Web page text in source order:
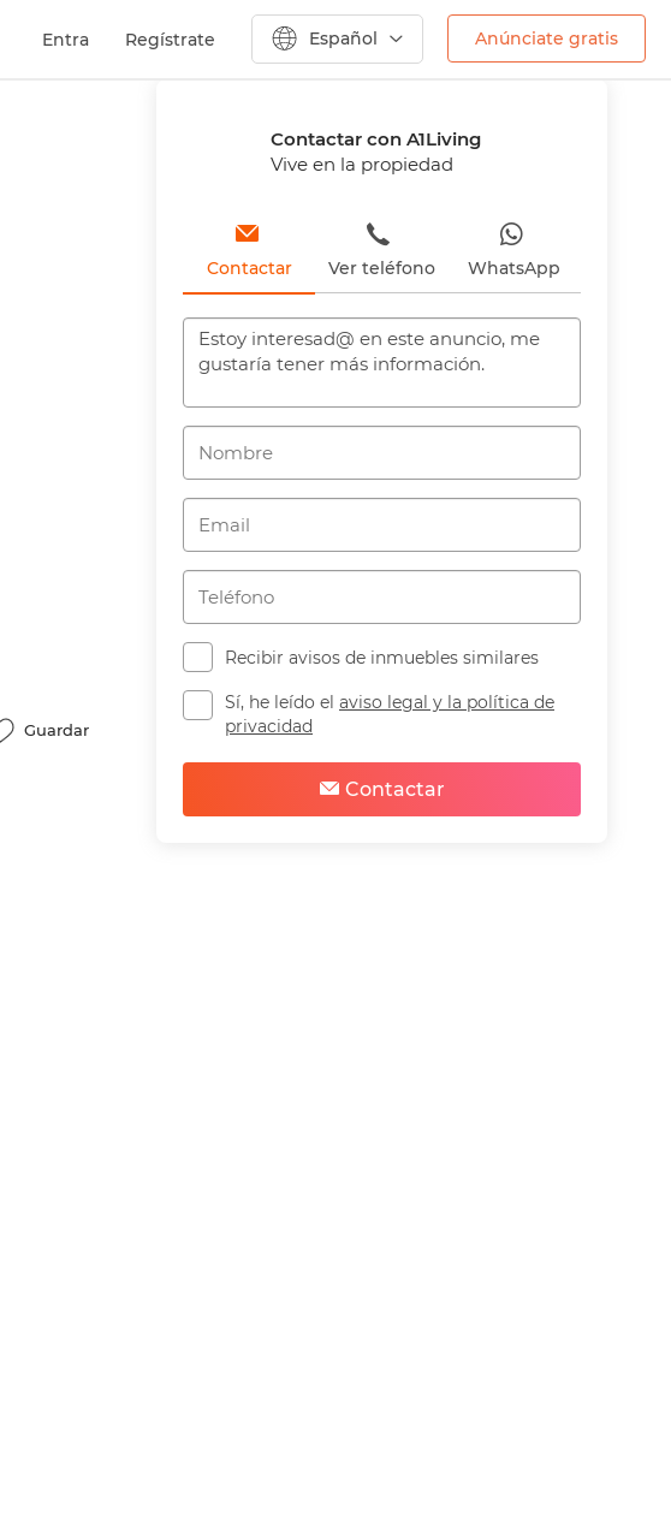
Entra Regístrate Español Anúnciate gratis
Anterior
Guardar
Contactar con A1Living
Vive en la propiedad
Contactar Ver teléfono WhatsApp
Recibir avisos de inmuebles similares
Sí, he leído el aviso legal y la política de
privacidad
Contactar